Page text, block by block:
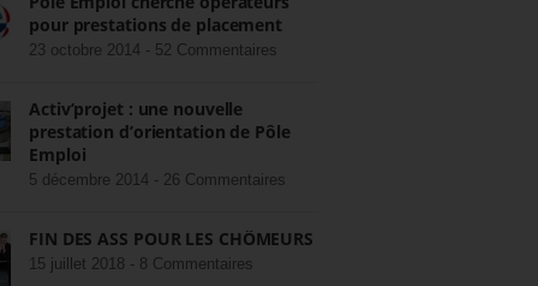
pour prestations de placement
23 octobre 2014 - 52 Commentaires
Activ’projet : une nouvelle
prestation d’orientation de Pôle
Emploi
5 décembre 2014 - 26 Commentaires
FIN DES ASS POUR LES CHÔMEURS
15 juillet 2018 - 8 Commentaires